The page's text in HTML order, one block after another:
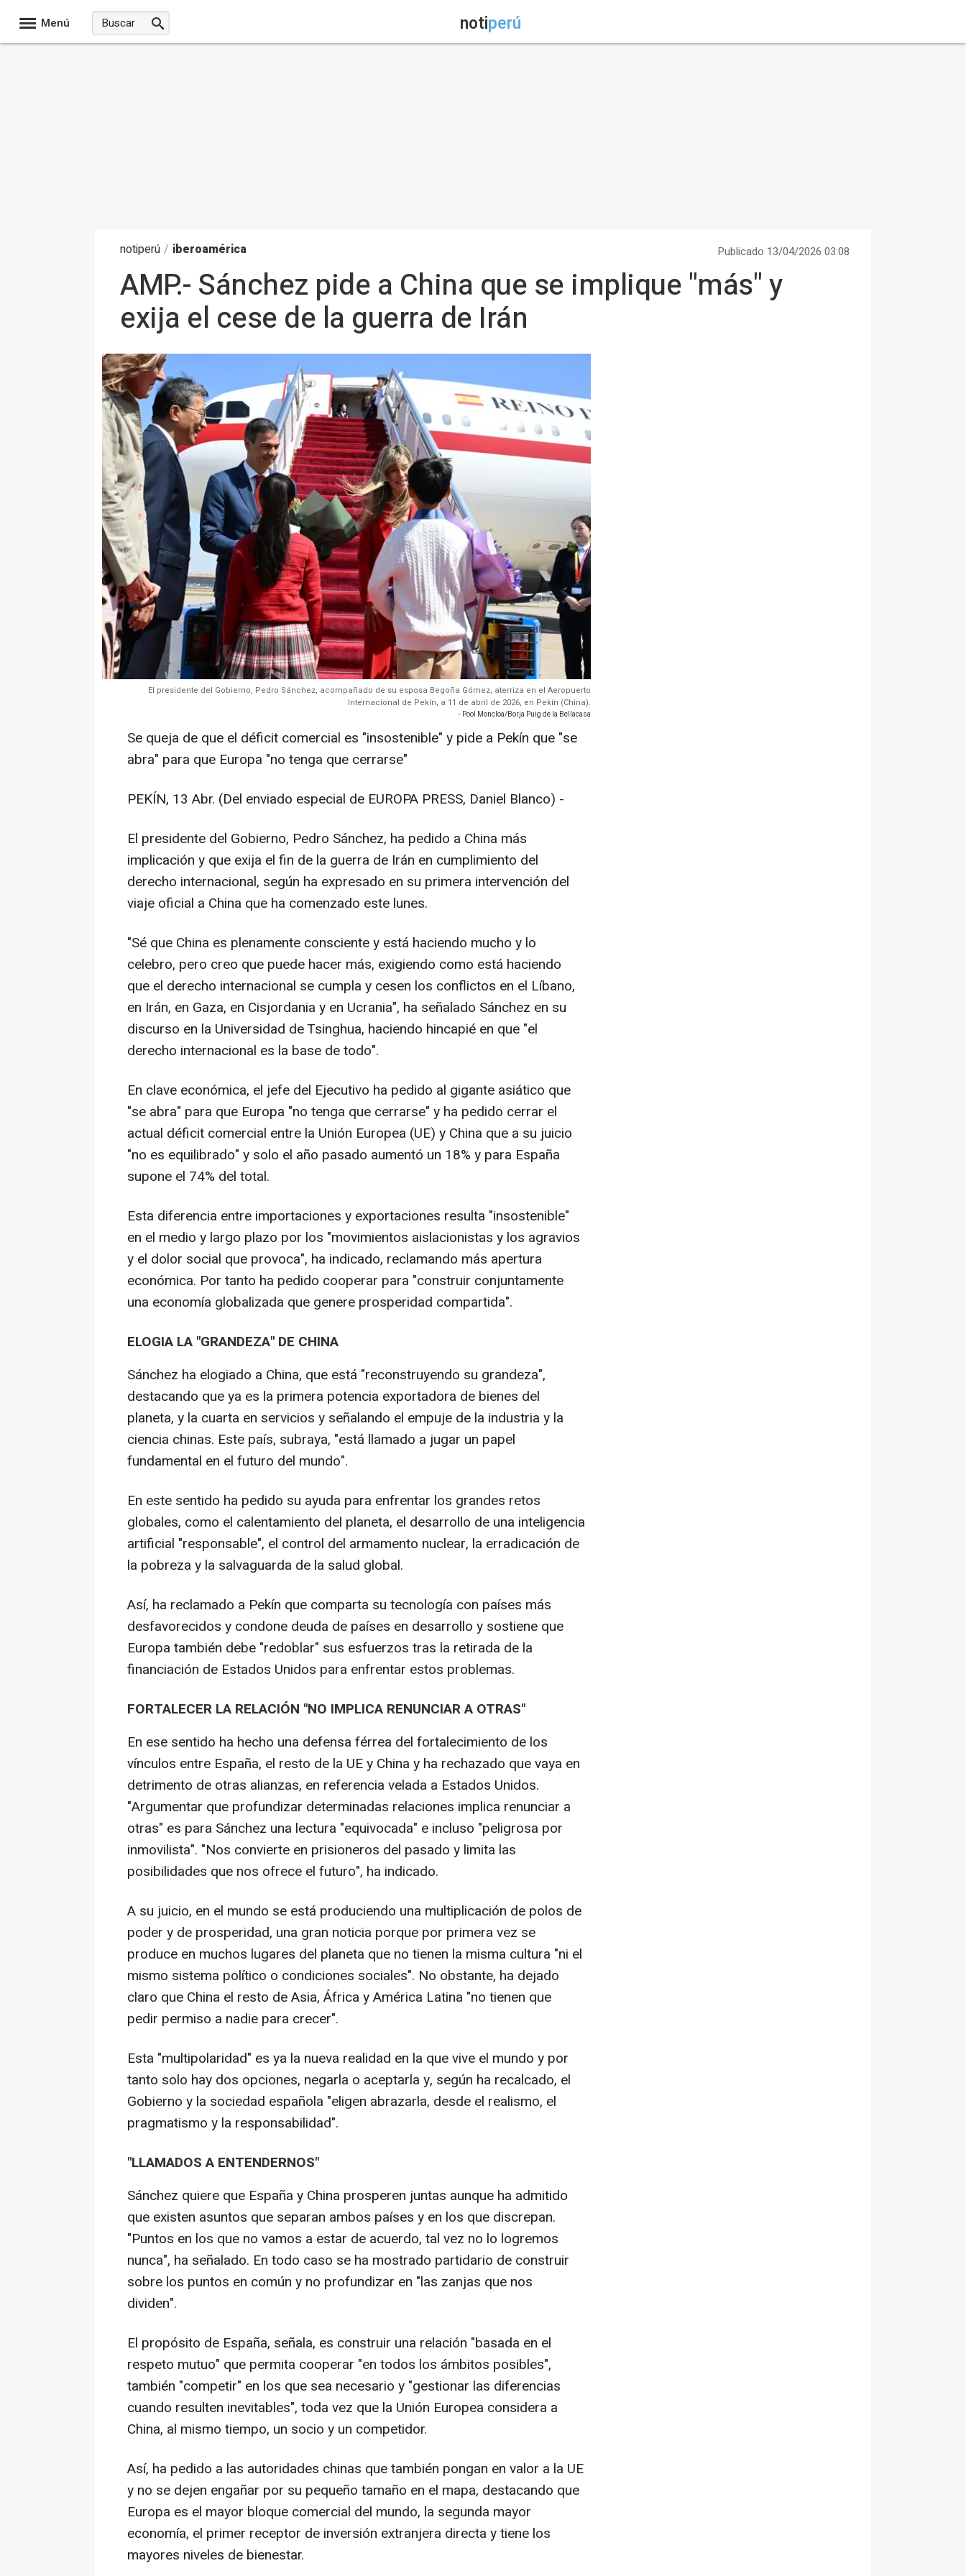
Menú notiperú
notiperú / iberoamérica Publicado 13/04/2026 03:08
AMP.- Sánchez pide a China que se implique "más" y
exija el cese de la guerra de Irán
El presidente del Gobierno, Pedro Sánchez, acompañado de su esposa Begoña Gómez, aterriza en el Aeropuerto
Internacional de Pekín, a 11 de abril de 2026, en Pekín (China).
- Pool Moncloa/Borja Puig de la Bellacasa
Se queja de que el déficit comercial es "insostenible" y pide a Pekín que "se
abra" para que Europa "no tenga que cerrarse"
PEKÍN, 13 Abr. (Del enviado especial de EUROPA PRESS, Daniel Blanco) -
El presidente del Gobierno, Pedro Sánchez, ha pedido a China más
implicación y que exija el fin de la guerra de Irán en cumplimiento del
derecho internacional, según ha expresado en su primera intervención del
viaje oficial a China que ha comenzado este lunes.
"Sé que China es plenamente consciente y está haciendo mucho y lo
celebro, pero creo que puede hacer más, exigiendo como está haciendo
que el derecho internacional se cumpla y cesen los conflictos en el Líbano,
en Irán, en Gaza, en Cisjordania y en Ucrania", ha señalado Sánchez en su
discurso en la Universidad de Tsinghua, haciendo hincapié en que "el
derecho internacional es la base de todo".
En clave económica, el jefe del Ejecutivo ha pedido al gigante asiático que
"se abra" para que Europa "no tenga que cerrarse" y ha pedido cerrar el
actual déficit comercial entre la Unión Europea (UE) y China que a su juicio
"no es equilibrado" y solo el año pasado aumentó un 18% y para España
supone el 74% del total.
Esta diferencia entre importaciones y exportaciones resulta "insostenible"
en el medio y largo plazo por los "movimientos aislacionistas y los agravios
y el dolor social que provoca", ha indicado, reclamando más apertura
económica. Por tanto ha pedido cooperar para "construir conjuntamente
una economía globalizada que genere prosperidad compartida".
ELOGIA LA "GRANDEZA" DE CHINA
Sánchez ha elogiado a China, que está "reconstruyendo su grandeza",
destacando que ya es la primera potencia exportadora de bienes del
planeta, y la cuarta en servicios y señalando el empuje de la industria y la
ciencia chinas. Este país, subraya, "está llamado a jugar un papel
fundamental en el futuro del mundo".
En este sentido ha pedido su ayuda para enfrentar los grandes retos
globales, como el calentamiento del planeta, el desarrollo de una inteligencia
artificial "responsable", el control del armamento nuclear, la erradicación de
la pobreza y la salvaguarda de la salud global.
Así, ha reclamado a Pekín que comparta su tecnología con países más
desfavorecidos y condone deuda de países en desarrollo y sostiene que
Europa también debe "redoblar" sus esfuerzos tras la retirada de la
financiación de Estados Unidos para enfrentar estos problemas.
FORTALECER LA RELACIÓN "NO IMPLICA RENUNCIAR A OTRAS"
En ese sentido ha hecho una defensa férrea del fortalecimiento de los
vínculos entre España, el resto de la UE y China y ha rechazado que vaya en
detrimento de otras alianzas, en referencia velada a Estados Unidos.
"Argumentar que profundizar determinadas relaciones implica renunciar a
otras" es para Sánchez una lectura "equivocada" e incluso "peligrosa por
inmovilista". "Nos convierte en prisioneros del pasado y limita las
posibilidades que nos ofrece el futuro", ha indicado.
A su juicio, en el mundo se está produciendo una multiplicación de polos de
poder y de prosperidad, una gran noticia porque por primera vez se
produce en muchos lugares del planeta que no tienen la misma cultura "ni el
mismo sistema político o condiciones sociales". No obstante, ha dejado
claro que China el resto de Asia, África y América Latina "no tienen que
pedir permiso a nadie para crecer".
Esta "multipolaridad" es ya la nueva realidad en la que vive el mundo y por
tanto solo hay dos opciones, negarla o aceptarla y, según ha recalcado, el
Gobierno y la sociedad española "eligen abrazarla, desde el realismo, el
pragmatismo y la responsabilidad".
"LLAMADOS A ENTENDERNOS"
Sánchez quiere que España y China prosperen juntas aunque ha admitido
que existen asuntos que separan ambos países y en los que discrepan.
"Puntos en los que no vamos a estar de acuerdo, tal vez no lo logremos
nunca", ha señalado. En todo caso se ha mostrado partidario de construir
sobre los puntos en común y no profundizar en "las zanjas que nos
dividen".
El propósito de España, señala, es construir una relación "basada en el
respeto mutuo" que permita cooperar "en todos los ámbitos posibles",
también "competir" en los que sea necesario y "gestionar las diferencias
cuando resulten inevitables", toda vez que la Unión Europea considera a
China, al mismo tiempo, un socio y un competidor.
Así, ha pedido a las autoridades chinas que también pongan en valor a la UE
y no se dejen engañar por su pequeño tamaño en el mapa, destacando que
Europa es el mayor bloque comercial del mundo, la segunda mayor
economía, el primer receptor de inversión extranjera directa y tiene los
mayores niveles de bienestar.